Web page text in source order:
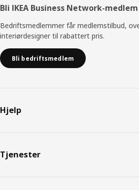
Bli IKEA Business Network-medlem
Bedriftsmedlemmer får medlemstilbud,
interiørdesigner til rabattert pris.
Bli bedriftsmedlem
Hjelp
Tjenester